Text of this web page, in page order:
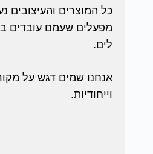
כל המוצרים והעיצובים
מפעלים שעמם עובדים
לים.
אנחנו שמים דגש על
וייחודיות.